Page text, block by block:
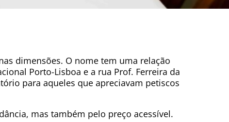
dimensões. O nome tem uma relação
Porto-Lisboa e a rua Prof. Ferreira da
para aqueles que apreciavam petiscos
mas também pelo preço acessível.